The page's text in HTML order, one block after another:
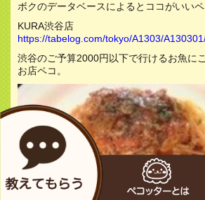
ボクのデータベースによるとココがいいペ
KURA渋谷店
https://tabelog.com/tokyo/A1303/
渋谷のご予算2000円以下で行けるお魚に
お店ペコ。